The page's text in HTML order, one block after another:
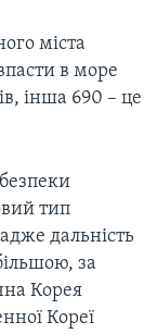
міста
в море
інша 690 – це
тип
дальність
за
Корея
Кореї